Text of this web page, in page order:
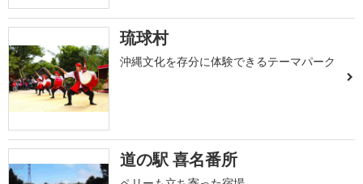
琉球村
沖縄文化を存分に体験できるテーマパーク
道の駅 喜名番所